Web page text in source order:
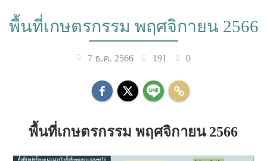
พื้นที่เกษตรกรรม พฤศจิกายน 2566
7 ธ.ค. 2566 191 0
พื้นที่เกษตรกรรม พฤศจิกายน 2566